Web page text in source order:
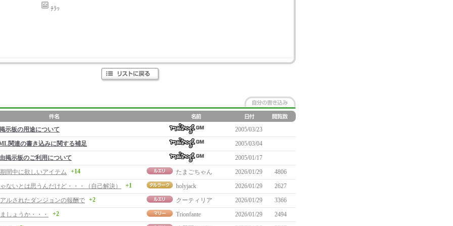
ﾁﾗｯ
示板の用途について
2005/03/23
関連の書き込みに関する補足
2005/03/04
掲示板のご利用について
2005/01/17
間中に欲しいアイテム
+14 たまごちゃん 2026/01/29
4806
ないとは思うんだけど・・・（自己解決）
+1 holyjack 2026/01/29
2627
ルされたダンジョンの報酬で +2 クーティリア 2026/01/29
3366
しょうか・・・
+2 Trionfante 2026/01/29
2494